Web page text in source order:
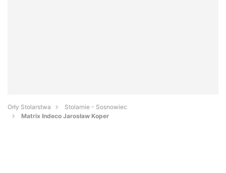
Orły Stolarstwa
Stolarnie - Sosnowiec
Matrix Indeco Jarosław Koper